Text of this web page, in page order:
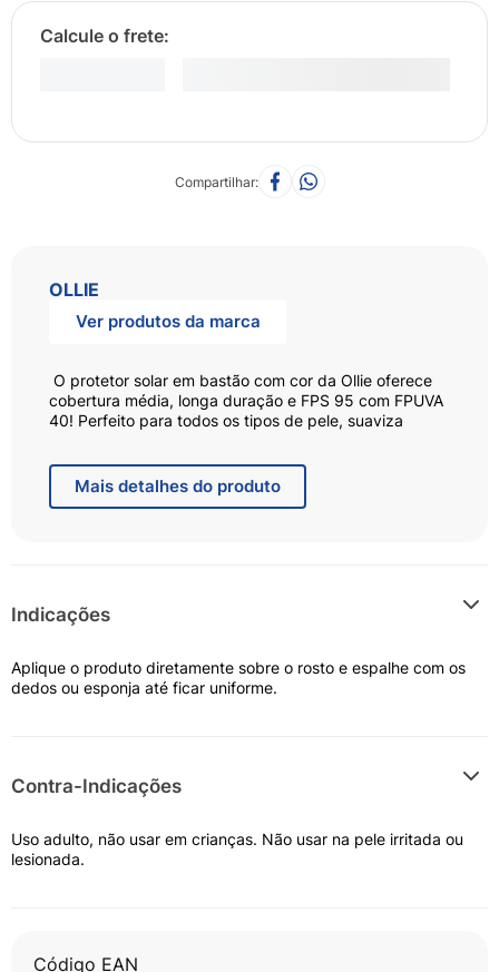
Compartilhar
OLLIE
Ver produtos da marca
O protetor solar em bastão com cor da Ollie oferece
cobertura média, longa duração e FPS 95 com FPUVA
40! Perfeito para todos os tipos de pele, suaviza
da pele com Vitamina C, Vitamina E e Ácido
Hialurônico.
Mais detalhes do produto
Indicações
Aplique o produto diretamente sobre o rosto e espalhe com os
dedos ou esponja até ficar uniforme.
Contra-Indicações
Uso adulto, não usar em crianças. Não usar na pele irritada ou
lesionada.
Código EAN